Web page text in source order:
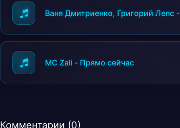
Ваня Дмитриенко, Григорий Лепс -
MC Zali - Прямо сейчас
Комментарии (0)